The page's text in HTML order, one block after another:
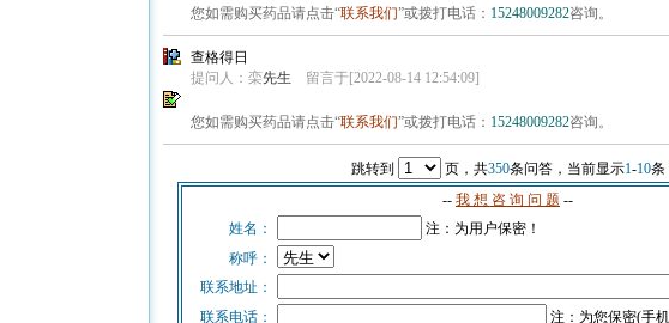
您如需购买药品请点击“联系我们”或拨打电话： 15248009282咨询。
查格得日
提问人：栾先生 留言于[2022-08-14 12:54:09]
您如需购买药品请点击“联系我们”或拨打电话： 15248009282咨询。
跳转到 页，共350条问答，当前显示1-10条
-- 我 想 咨 询 问 题 --
姓名：
注：为用户保密！
称呼：
联系地址：
联系电话：
注：为您保密(手